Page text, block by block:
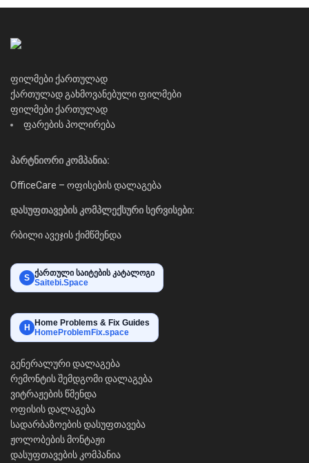
ფილმები ქართულად
ქართულად გახმოვანებული ფილმები
ფილმები ქართულად
ფარების პოლირება
პარტნიორი კომპანია:
OfficeCare – ოფისების დალაგება
დასუფთავების კომპლექსური სერვისები:
რბილი ავეჯის ქიმწმენდა
S ქართული საიტების კატალოგი
Saitebi.Space
H Home Problems & Fix Guides
HomeProblemFix.space
გენერალური დალაგება
რემონტის შემდგომი დალაგება
ვიტრაჟების წმენდა
ოფისის დალაგება
სადარბაზოების დასუფთავება
ჟოლობების მონტაჟი
დასუფთავების კომპანია